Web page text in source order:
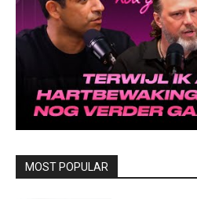
MOST POPULAR